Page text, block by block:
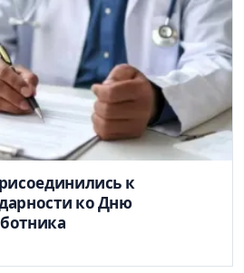
к
ко Дню